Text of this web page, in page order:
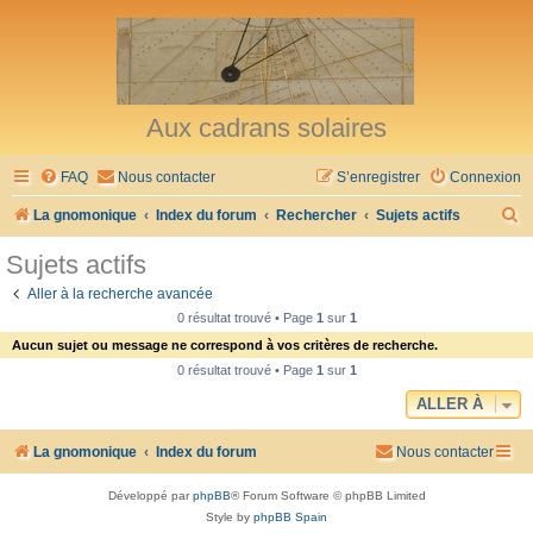
Aux cadrans solaires
FAQ Nous contacter Connexion
S’enregistrer
La gnomonique Index du forum Rechercher Sujets actifs
h
Sujets actifs
Aller à la recherche avancée
0 résultat trouvé • Page 1sur 1
Aucun sujet ou message ne correspond à vos critères de recherche.
0 résultat trouvé • Page 1sur 1
ALLER À
La gnomonique Index du forum Nous contacter
Développé parphpBB® Forum Software © phpBB Limited
Style by phpBB Spain